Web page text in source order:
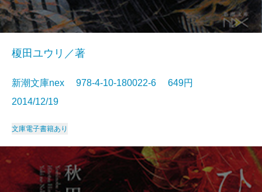
榎田ユウリ／著
新潮文庫nex 978-4-10-180022-6 649円
2014/12/19
文庫電子書籍あり